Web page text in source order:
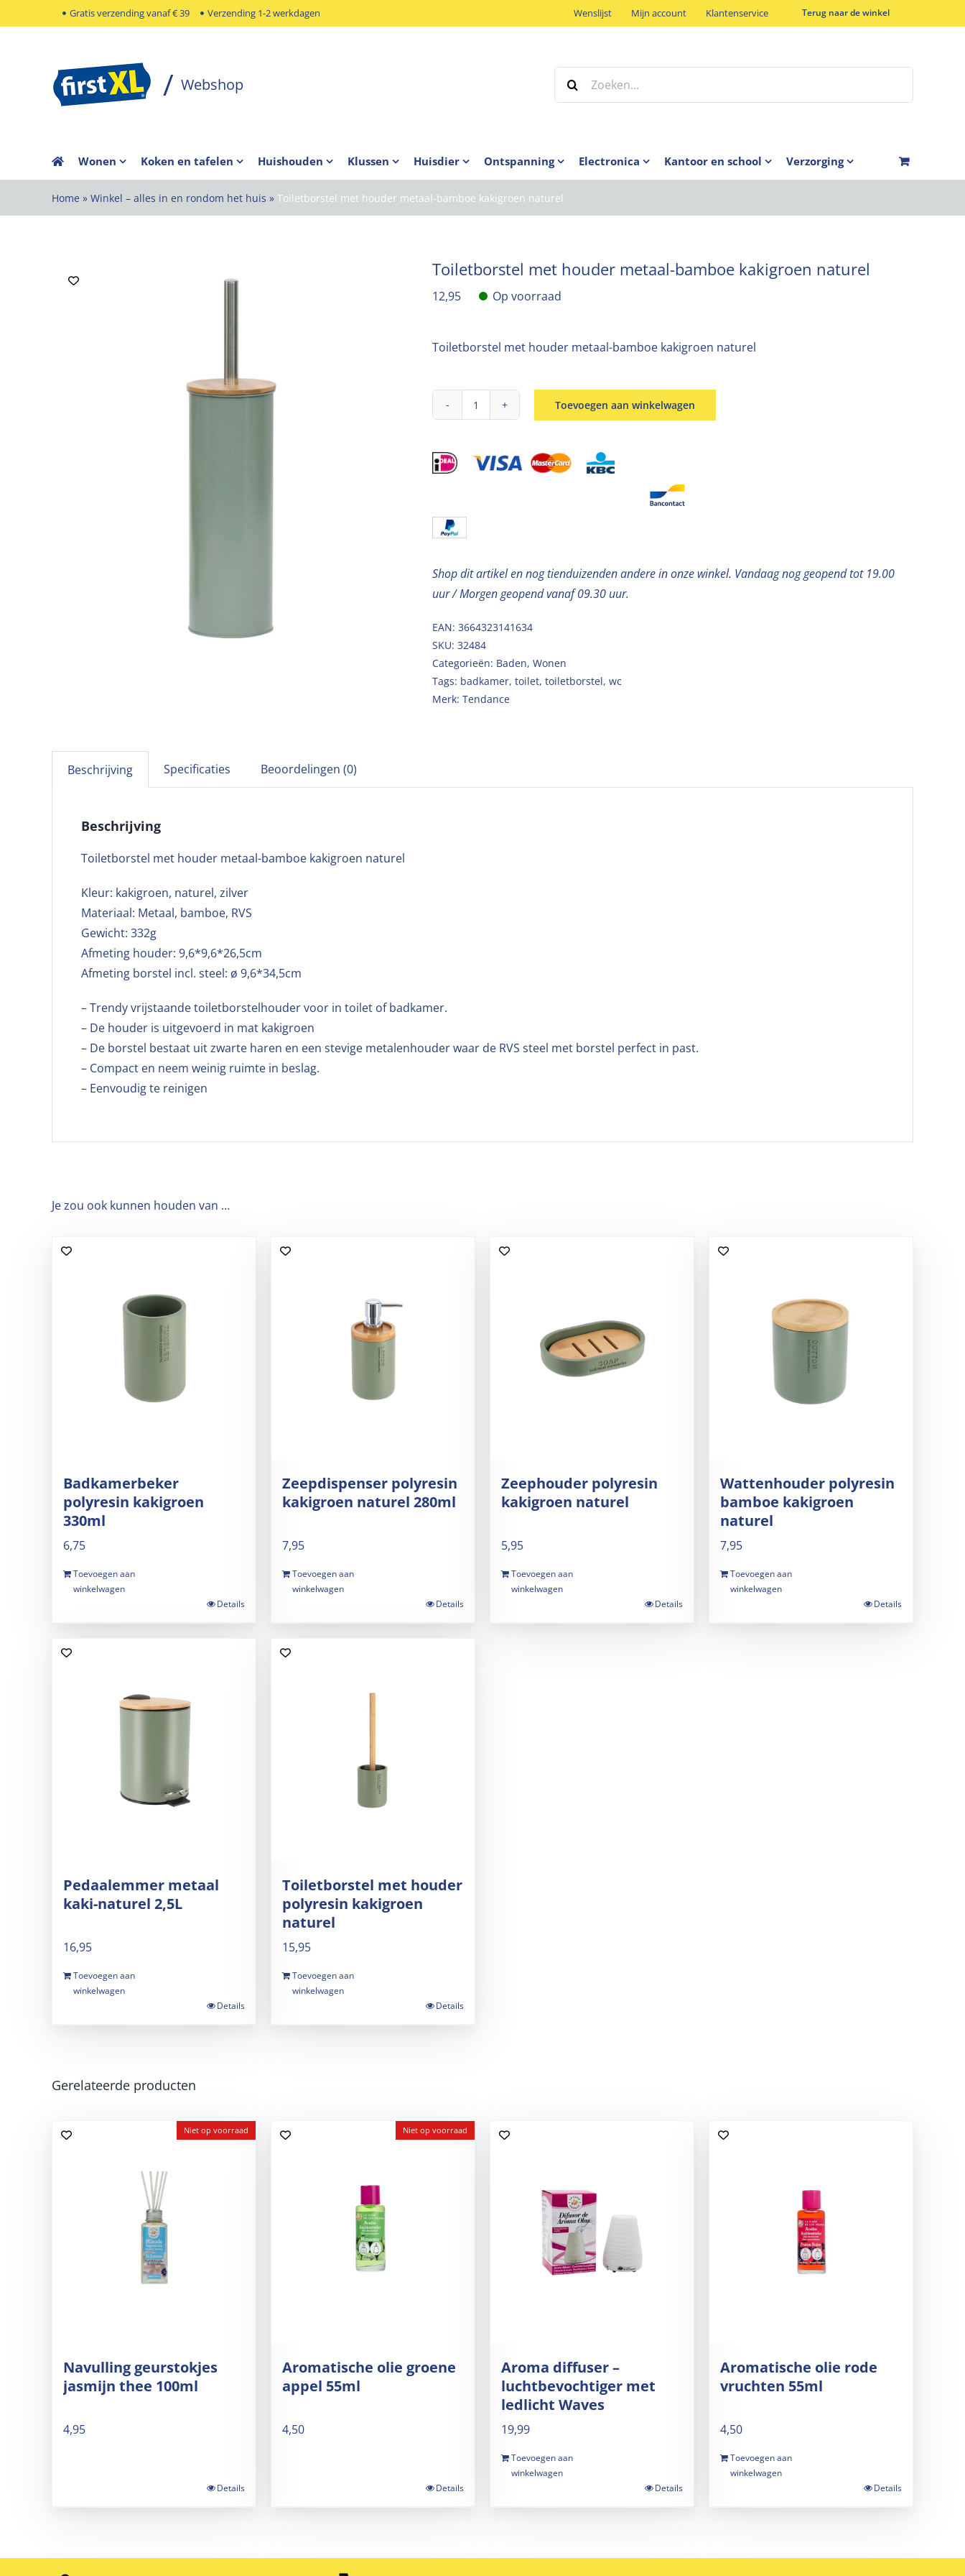
naar
Gratis verzending vanaf € 39 Verzending 1-2 werkdagen Wenslijst Mijn account Klantenservice Terug naar de winkel
Zoeken
naar:
Wonen Koken en tafelen Huishouden Klussen Huisdier Ontspanning Electronica Kantoor en school Verzorging
Home » Winkel – alles in en rondom het huis » Toiletborstel met houder metaal-bamboe kakigroen naturel
Toiletborstel met houder metaal-bamboe kakigroen naturel
12,95 Op voorraad
Toiletborstel met houder metaal-bamboe kakigroen naturel
Toiletborstel
houder
metaal-
Toevoegen aan winkelwagen
Shop dit artikel en nog tienduizenden andere in onze winkel. Vandaag nog geopend tot 19.00
uur / Morgen geopend vanaf 09.30 uur.
EAN: 3664323141634
SKU: 32484
Categorieën: Baden, Wonen
Tags: badkamer, toilet, toiletborstel, wc
Merk: Tendance
Beschrijving Specificaties Beoordelingen (0)
Beschrijving
Toiletborstel met houder metaal-bamboe kakigroen naturel
Kleur: kakigroen, naturel, zilver
Materiaal: Metaal, bamboe, RVS
Gewicht: 332g
Afmeting houder: 9,6*9,6*26,5cm
Afmeting borstel incl. steel: ø 9,6*34,5cm
– Trendy vrijstaande toiletborstelhouder voor in toilet of badkamer.
– De houder is uitgevoerd in mat kakigroen
– De borstel bestaat uit zwarte haren en een stevige metalenhouder waar de RVS steel met borstel perfect in past.
– Compact en neem weinig ruimte in beslag.
– Eenvoudig te reinigen
Je zou ook kunnen houden van …
Badkamerbeker
polyresin kakigroen
330ml
6,75
Toevoegen aan
winkelwagen
Details
Zeepdispenser polyresin
kakigroen naturel 280ml
7,95
Toevoegen aan
winkelwagen
Details
Zeephouder polyresin
kakigroen naturel
5,95
Toevoegen aan
winkelwagen
Details
Wattenhouder polyresin
bamboe kakigroen
naturel
7,95
Toevoegen aan
winkelwagen
Details
Pedaalemmer metaal
kaki-naturel 2,5L
16,95
Toevoegen aan
winkelwagen
Details
Toiletborstel met houder
polyresin kakigroen
naturel
15,95
Toevoegen aan
winkelwagen
Details
Gerelateerde producten
Niet op voorraad
Navulling geurstokjes
jasmijn thee 100ml
4,95
Details
Niet op voorraad
Aromatische olie groene
appel 55ml
4,50
Details
Aroma diffuser –
luchtbevochtiger met
ledlicht Waves
19,99
Toevoegen aan
winkelwagen
Details
Aromatische olie rode
vruchten 55ml
4,50
Toevoegen aan
winkelwagen
Details